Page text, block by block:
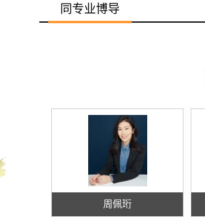
同专业博导
周佩珩